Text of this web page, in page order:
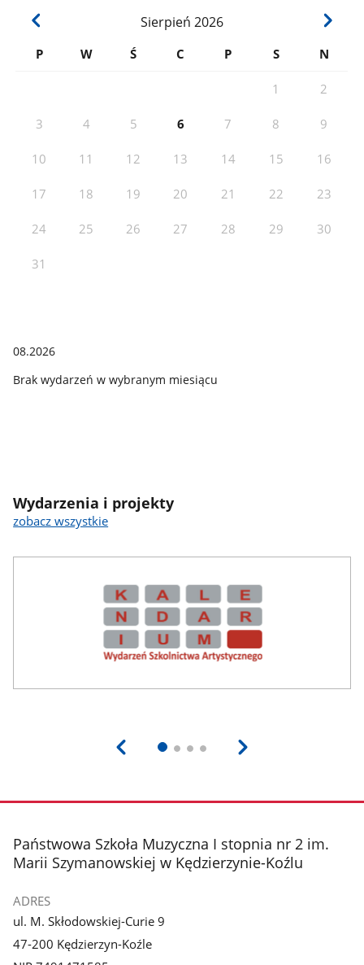
Sierpień 2026
P W Ś C P S N
1 2
3 4 5 6 7 8 9
10 11 12 13 14 15 16
17 18 19 20 21 22 23
24 25 26 27 28 29 30
31
08.2026
Brak wydarzeń w wybranym miesiącu
Wydarzenia i projekty
zobacz wszystkie
stopka
Państwowa Szkoła Muzyczna I stopnia nr 2 im.
Marii Szymanowskiej w Kędzierzynie-Koźlu
ADRES
ul. M. Skłodowskiej-Curie 9
47-200 Kędzierzyn-Koźle